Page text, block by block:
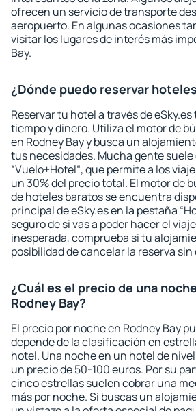
ofrecen un servicio de transporte
aeropuerto. En algunas ocasiones
visitar los lugares de interés más
Bay.
¿Dónde puedo reservar
Reservar tu hotel a través de
tiempo y dinero. Utiliza el motor de
en Rodney Bay y busca un
tus necesidades. Mucha gente
“Vuelo+Hotel“, que permite a los
un 30% del precio total. El motor de
de hoteles baratos se encuentra
principal de eSky.es en la pestaña
seguro de si vas a poder hacer el
inesperada, comprueba si tu
posibilidad de cancelar la reserva sin
¿Cuál es el precio de una
Rodney Bay?
El precio por noche en Rodney Bay
depende de la clasificación en
hotel. Una noche en un hotel de
un precio de 50-100 euros. Por su
cinco estrellas suelen cobrar una
más por noche. Si buscas un